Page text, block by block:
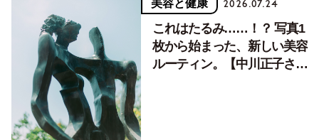
美容と健康 2026.07.24
これはたるみ……！？ 写真1
枚から始まった、新しい美容
ルーティン。【中川正子さん